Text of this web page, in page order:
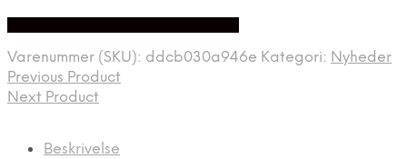
Varenummer (SKU): ddcb030a946e Kategori: Nyheder
Previous Product
Next Product
Beskrivelse